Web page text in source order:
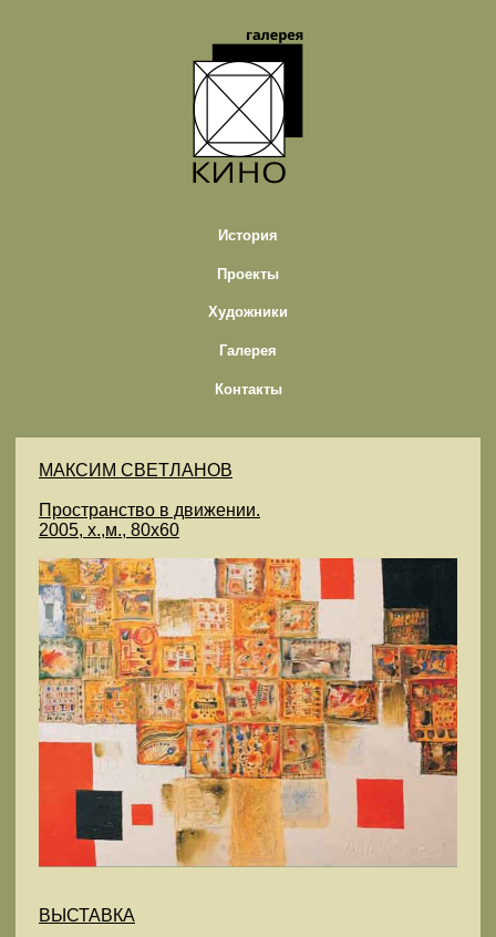
История
Проекты
Художники
Галерея
Контакты
МАКСИМ СВЕТЛАНОВ
Пространство в движении.
2005, х.,м., 80х60
ВЫСТАВКА